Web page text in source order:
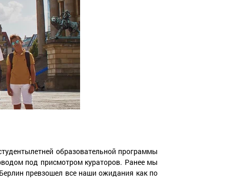
образовательной программы
под присмотром кураторов. Ранее мы
превзошел все наши ожидания как по